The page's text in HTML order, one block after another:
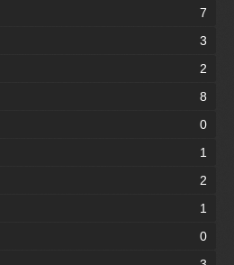
7
3
2
8
0
1
2
1
0